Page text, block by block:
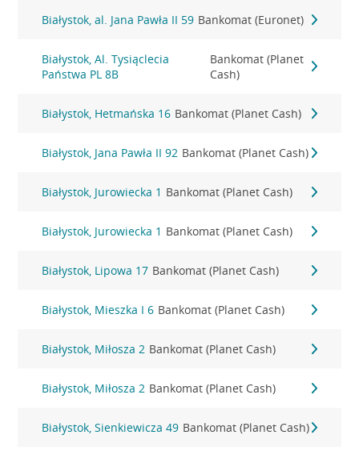
Białystok, al. Jana Pawła II 59 Bankomat (Euronet)
Białystok, Al. Tysiąclecia
Państwa PL 8B
Bankomat (Planet
Cash)
Białystok, Hetmańska 16 Bankomat (Planet Cash)
Białystok, Jana Pawła II 92 Bankomat (Planet Cash)
Białystok, Jurowiecka 1 Bankomat (Planet Cash)
Białystok, Jurowiecka 1 Bankomat (Planet Cash)
Białystok, Lipowa 17 Bankomat (Planet Cash)
Białystok, Mieszka I 6 Bankomat (Planet Cash)
Białystok, Miłosza 2 Bankomat (Planet Cash)
Białystok, Miłosza 2 Bankomat (Planet Cash)
Białystok, Sienkiewicza 49 Bankomat (Planet Cash)